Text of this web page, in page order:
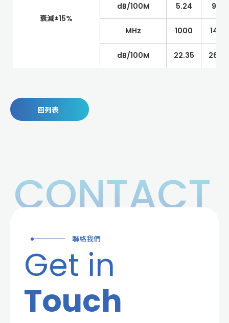
衰減±15%
dB/100M 5.24 9.41
MHz 1000 1450
dB/100M 22.35 26.24
回列表
CONTACT
聯絡我們
Get in
Touch